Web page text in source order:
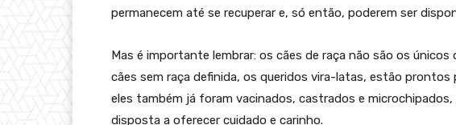
permanecem até se recuperar e, só então, poderem ser
Mas é importante lembrar: os cães de raça não são os únicos
cães sem raça definida, os queridos vira-latas, estão prontos
eles também já foram vacinados, castrados e
disposta a oferecer cuidado e carinho.